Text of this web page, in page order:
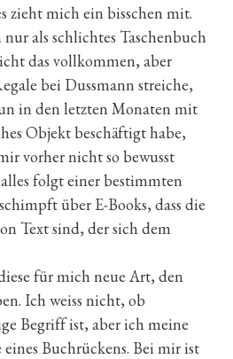
zieht mich ein bisschen mit.
als schlichtes Taschenbuch
das vollkommen, aber
bei Dussmann streiche,
in den letzten Monaten mit
Objekt beschäftigt habe,
vorher nicht so bewusst
folgt einer bestimmten
über E-Books, dass die
Text sind, der sich dem
für mich neue Art, den
Ich weiss nicht, ob
Begriff ist, aber ich meine
Buchrückens. Bei mir ist